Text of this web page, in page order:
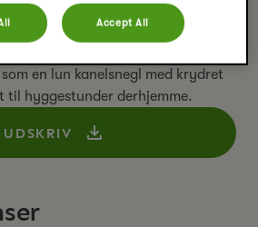
en lun kanelsnegl med krydret
til hyggestunder derhjemme.
UDSKRIV
Accept All